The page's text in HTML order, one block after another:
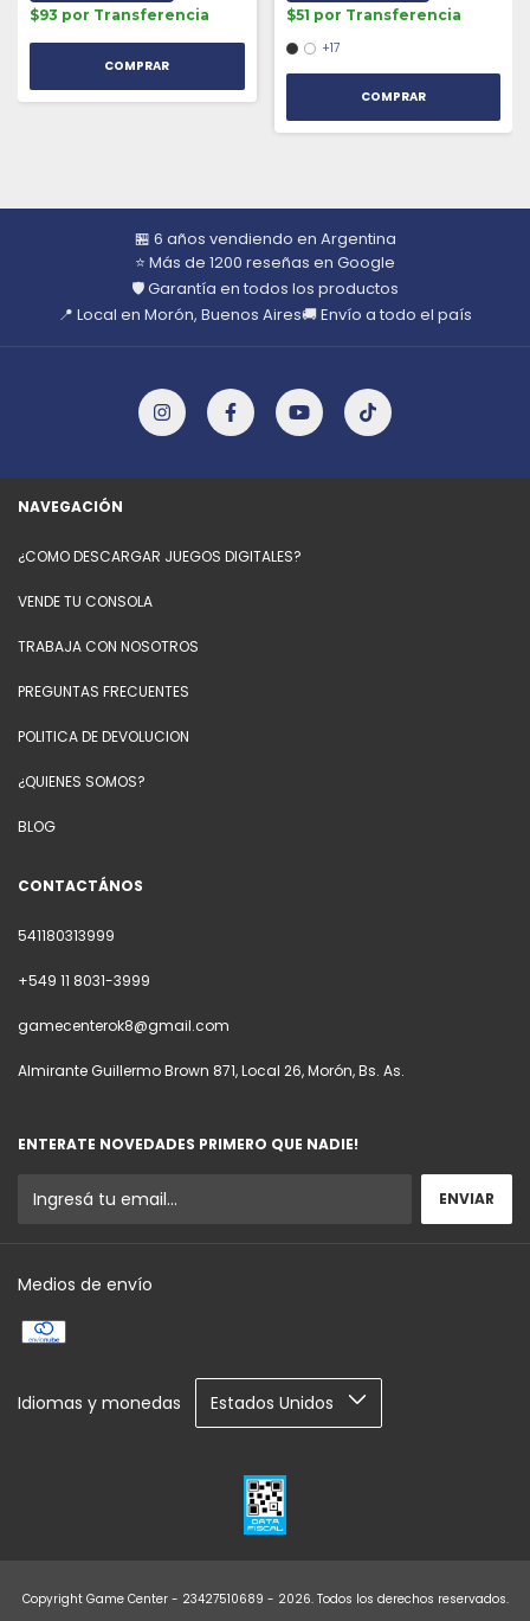
$93 por Transferencia
$51 por Transferencia
+17
COMPRAR
🏪 6 años vendiendo en Argentina
⭐ Más de 1200 reseñas en Google
🛡️ Garantía en todos los productos
📍 Local en Morón, Buenos Aires🚚 Envío a todo el país
NAVEGACIÓN
¿COMO DESCARGAR JUEGOS DIGITALES?
VENDE TU CONSOLA
TRABAJA CON NOSOTROS
PREGUNTAS FRECUENTES
POLITICA DE DEVOLUCION
¿QUIENES SOMOS?
BLOG
CONTACTÁNOS
541180313999
+549 11 8031-3999
gamecenterok8@gmail.com
Almirante Guillermo Brown 871, Local 26, Morón, Bs. As.
ENTERATE NOVEDADES PRIMERO QUE NADIE!
Medios de envío
Idiomas y monedas
Copyright Game Center - 23427510689 - 2026. Todos los derechos reservados.